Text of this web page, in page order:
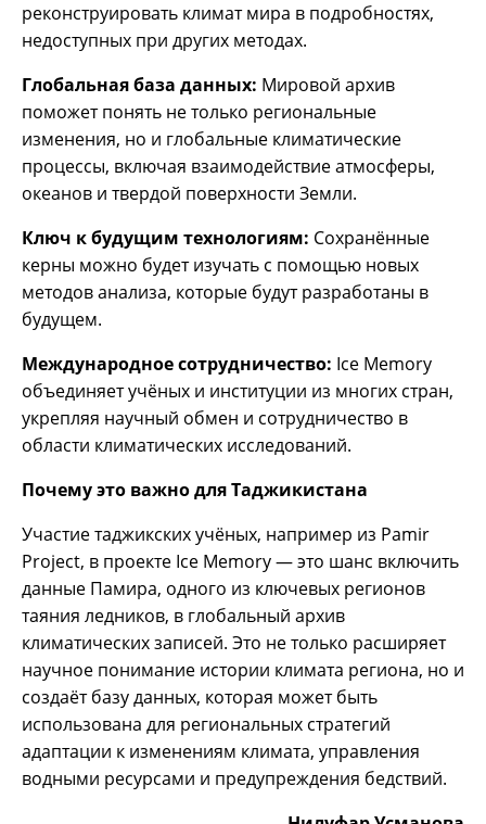
реконструировать климат мира в подробностях,
недоступных при других методах.
Глобальная база данных: Мировой архив
поможет понять не только региональные
изменения, но и глобальные климатические
процессы, включая взаимодействие атмосферы,
океанов и твердой поверхности Земли.
Ключ к будущим технологиям: Сохранённые
керны можно будет изучать с помощью новых
методов анализа, которые будут разработаны в
будущем.
Международное сотрудничество: Ice Memory
объединяет учёных и институции из многих стран,
укрепляя научный обмен и сотрудничество в
области климатических исследований.
Почему это важно для Таджикистана
Участие таджикских учёных, например из Pamir
Project, в проекте Ice Memory — это шанс включить
данные Памира, одного из ключевых регионов
таяния ледников, в глобальный архив
климатических записей. Это не только расширяет
научное понимание истории климата региона, но и
создаёт базу данных, которая может быть
использована для региональных стратегий
адаптации к изменениям климата, управления
водными ресурсами и предупреждения бедствий.